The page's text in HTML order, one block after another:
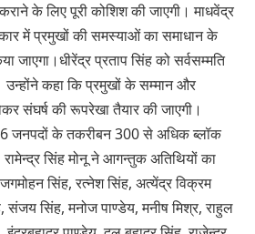
के लिए पूरी कोशिश की जाएगी। माधवेंद्र
में प्रमुखों की समस्याओं का समाधान के
जाएगा।धीरेंद्र प्रताप सिंह को सर्वसम्मति
उन्होंने कहा कि प्रमुखों के सम्मान और
संघर्ष की रूपरेखा तैयार की जाएगी।
जनपदों के तकरीबन 300 से अधिक ब्लॉक
सिंह मोनू ने आगन्तुक अतिथियों का
सिंह, रत्नेश सिंह, अत्येंद्र विक्रम
संजय सिंह, मनोज पाण्डेय, मनीष मिश्र, राहुल